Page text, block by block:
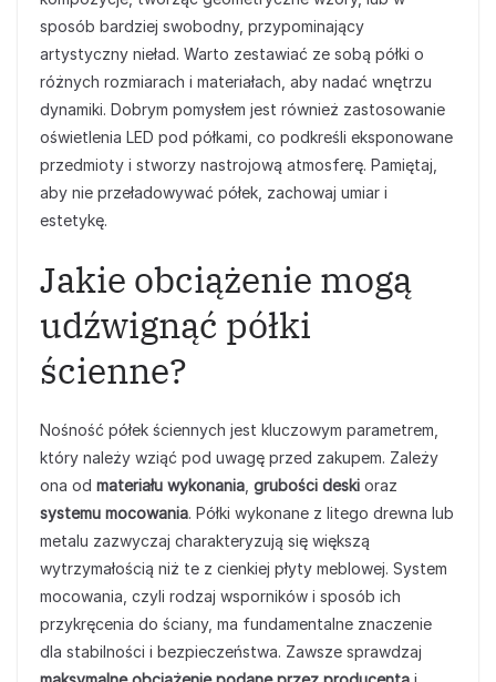
sposób bardziej swobodny, przypominający
artystyczny nieład. Warto zestawiać ze sobą półki o
różnych rozmiarach i materiałach, aby nadać wnętrzu
dynamiki. Dobrym pomysłem jest również zastosowanie
oświetlenia LED pod półkami, co podkreśli eksponowane
przedmioty i stworzy nastrojową atmosferę. Pamiętaj,
aby nie przeładowywać półek, zachowaj umiar i
estetykę.
Jakie obciążenie mogą
udźwignąć półki
ścienne?
Nośność półek ściennych jest kluczowym parametrem,
który należy wziąć pod uwagę przed zakupem. Zależy
ona od materiału wykonania grubości deski oraz
systemu mocowania. Półki wykonane z litego drewna lub
metalu zazwyczaj charakteryzują się większą
wytrzymałością niż te z cienkiej płyty meblowej. System
mocowania, czyli rodzaj wsporników i sposób ich
przykręcenia do ściany, ma fundamentalne znaczenie
dla stabilności i bezpieczeństwa. Zawsze sprawdzaj